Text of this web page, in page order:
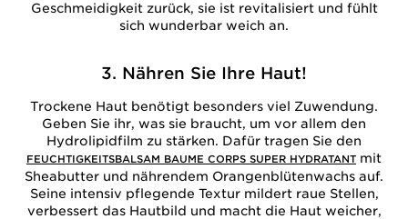
Geschmeidigkeit zurück, sie ist revitalisiert und fühlt
sich wunderbar weich an.
3. Nähren Sie Ihre Haut!
Trockene Haut benötigt besonders viel Zuwendung.
Geben Sie ihr, was sie braucht, um vor allem den
Hydrolipidfilm zu stärken. Dafür tragen Sie den
FEUCHTIGKEITSBALSAM BAUME CORPS SUPER HYDRATANT mit
Sheabutter und nährendem Orangenblütenwachs auf.
Seine intensiv pflegende Textur mildert raue Stellen,
verbessert das Hautbild und macht die Haut weicher,